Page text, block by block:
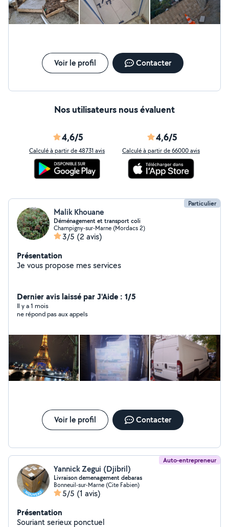
Voir le profil Contacter
Nos utilisateurs nous évaluent
4,6/5
Calculé à partir de 48731 avis
4,6/5
Calculé à partir de 66000 avis
Particulier
Malik Khouane
Déménagement et transport coli
Champigny-sur-Marne (Mordacs 2)
3/5 (2 avis)
Présentation
Je vous propose mes services
Dernier avis laissé par J'Aide : 1/5
Il y a 1 mois
ne répond pas aux appels
Voir le profil Contacter
Auto-entrepreneur
Yannick Zegui (Djibril)
Livraison demenagement debaras
Bonneuil-sur-Marne (Cite Fabien)
5/5 (1 avis)
Présentation
Souriant serieux ponctuel